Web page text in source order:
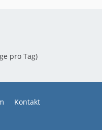
pro Tag)
Kontakt